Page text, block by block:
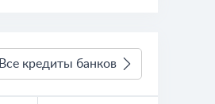
Все кредиты банков